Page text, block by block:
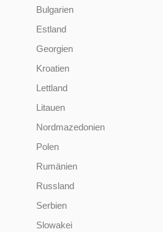
Bulgarien
Estland
Georgien
Kroatien
Lettland
Litauen
Nordmazedonien
Polen
Rumänien
Russland
Serbien
Slowakei